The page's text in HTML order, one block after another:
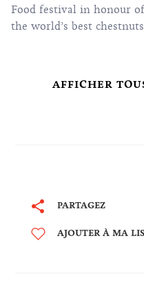
Food festival in honour of
the world’s best chestnuts
AFFICHER
PARTAGEZ
AJOUTER À MA